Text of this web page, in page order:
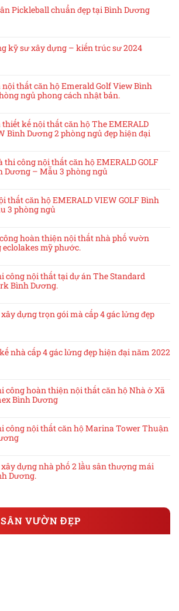
Pickleball chuẩn đẹp tại Bình Dương
kỹ sư xây dựng – kiến trúc sư 2024
thất căn hộ Emerald Golf View Bình
ngủ phong cách nhật bản.
kế nội thất căn hộ The EMERALD
Bình Dương 2 phòng ngủ đẹp hiện đại
thi công nội thất căn hộ EMERALD GOLF
Dương – Mẫu 3 phòng ngủ
thất căn hộ EMERALD VIEW GOLF Bình
3 phòng ngủ
hoàn thiện nội thất nhà phố vườn
eclolakes mỹ phước.
công nội thất tại dự án The Standard
Bình Dương.
dựng trọn gói mà cấp 4 gác lửng đẹp
nhà cấp 4 gác lửng đẹp hiện đại năm 2022
công hoàn thiện nội thất căn hộ Nhà ở Xã
Bình Dương
công nội thất căn hộ Marina Tower Thuận
dựng nhà phố 2 lầu sân thượng mái
Dương.
VƯỜN ĐẸP